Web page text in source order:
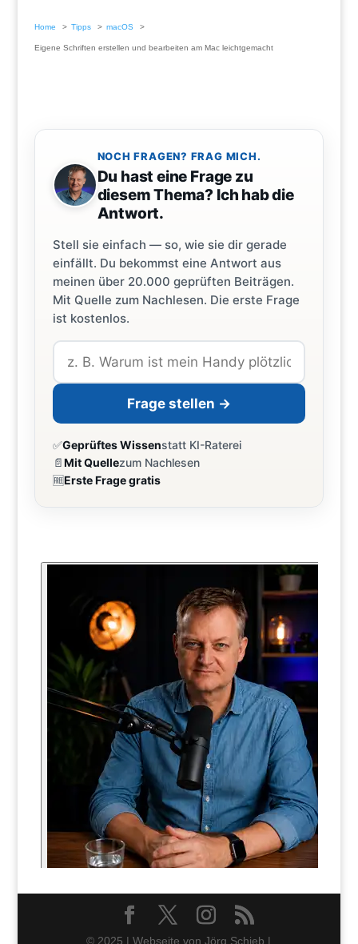
Home Tipps macOS
Eigene Schriften erstellen und bearbeiten am Mac leichtgemacht
NOCH FRAGEN? FRAG MICH.
Du hast eine Frage zu
diesem Thema? Ich hab die
Antwort.
Stell sie einfach — so, wie sie dir gerade
einfällt. Du bekommst eine Antwort aus
meinen über 20.000 geprüften Beiträgen.
Mit Quelle zum Nachlesen. Die erste Frage
ist kostenlos.
Frage stellen →
✅Geprüftes Wissenstatt KI-Raterei
📄Mit Quellezum Nachlesen
🆓Erste Frage gratis
© 2025 | Webseite von Jörg Schieb |